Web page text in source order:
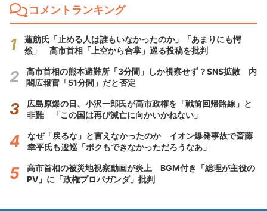
コメントランキング
蓮舫氏「止める人は誰もいなかったのか」「あまりにも愕
然」 高市首相「上空から合掌」巡る投稿を批判
高市首相の熊本避難所「3分間」しか視察せず？SNS拡散 内
閣広報官「51分間」だと否定
広島原爆の日、小沢一郎氏が高市政権を「戦前回帰路線」と
非難 「この国は再び滅亡に向かいかねない」
なぜ「戻るな」と言えなかったのか イオン爆発事故で斎藤
幸平氏も逡巡「ボクもできなかっただろうなあ」
高市首相の被災地視察動画が炎上 BGM付き「総理が主役の
PV」に「政権プロパガンダ」批判